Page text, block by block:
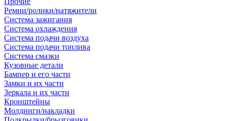
Ремни/ролики/натяжители
Система зажигания
Система охлаждения
Система подачи воздуха
Система подачи топлива
Система смазки
Кузовные детали
Бампер и его части
Замки и их части
Зеркала и их части
Кронштейны
Молдинги/накладки